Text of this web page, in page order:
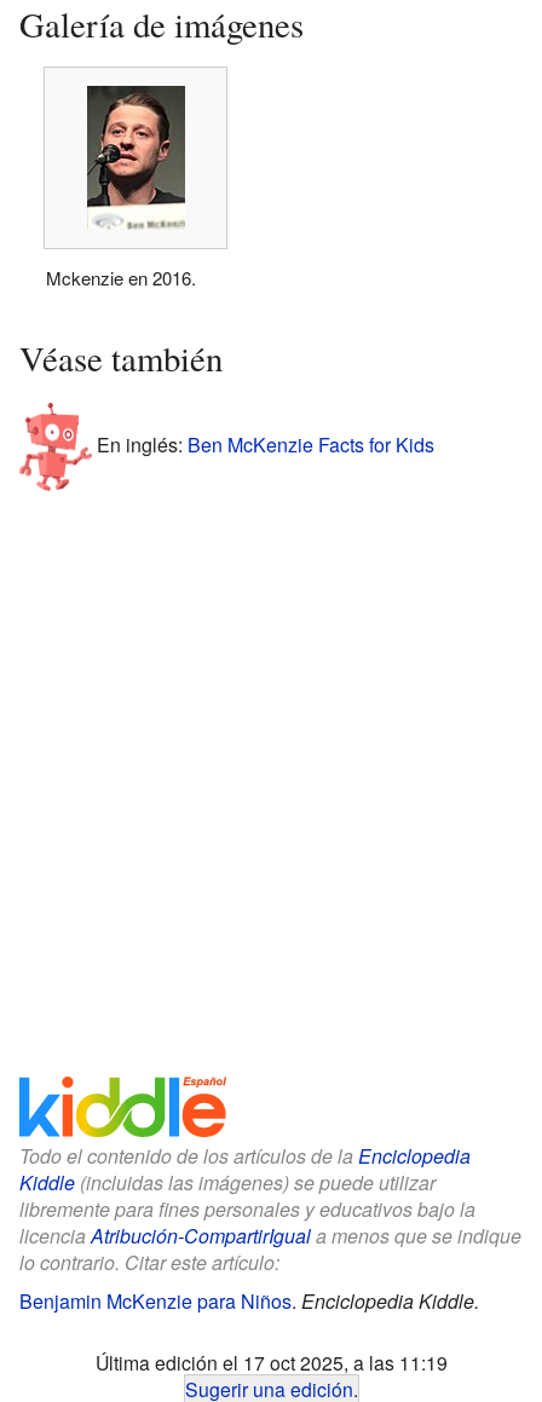
Galería de imágenes
Mckenzie en 2016.
Véase también
En inglés: Ben McKenzie Facts for Kids
Todo el contenido de los artículos de la Enciclopedia
Kiddle (incluidas las imágenes) se puede utilizar
libremente para fines personales y educativos bajo la
licenciaAtribución-CompartirIguala menos que se indique
lo contrario. Citar este artículo:
Benjamin McKenzie para Niños. Enciclopedia Kiddle.
Última edición el 17 oct 2025, a las 11:19
Sugerir una edición.